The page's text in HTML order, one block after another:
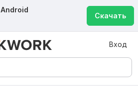
Android
Скачать
Вход